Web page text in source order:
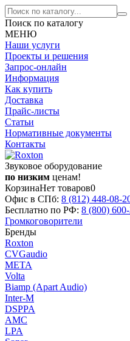
Поиск по каталогу
МЕНЮ
Наши услуги
Проекты и решения
Запрос-онлайн
Информация
Как купить
Доставка
Прайс-листы
Статьи
Нормативные документы
Контакты
Звуковое оборудование
по низким ценам!
КорзинаНет товаров0
Офис в СПб: 8 (812) 448-08-
Бесплатно по РФ: 8 (800)
Громкоговорители
Бренды
Roxton
CVGaudio
МЕТА
Volta
Biamp (Apart Audio)
Inter-M
DSPPA
AMC
LPA